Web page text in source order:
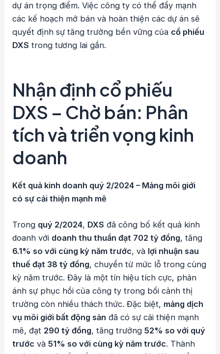
dự án trọng điểm. Việc công ty có thể đẩy mạnh
các kế hoạch mở bán và hoàn thiện các dự án sẽ
quyết định sự tăng trưởng bền vững của cổ phiếu
DXS trong tương lai gần.
Nhận định cổ phiếu
DXS – Chờ bán: Phân
tích và triển vọng kinh
doanh
Kết quả kinh doanh quý 2/2024 – Mảng môi giới
có sự cải thiện mạnh mẽ
Trong quý 2/2024, DXS đã công bố kết quả kinh
doanh với doanh thu thuần đạt 702 tỷ đồng, tăng
6.1% so với cùng kỳ năm trước, và lợi nhuận sau
thuế đạt 38 tỷ đồng, chuyển từ mức lỗ trong cùng
kỳ năm trước. Đây là một tín hiệu tích cực, phản
ánh sự phục hồi của công ty trong bối cảnh thị
trường còn nhiều thách thức. Đặc biệt, mảng dịch
vụ môi giới bất động sản đã có sự cải thiện mạnh
mẽ, đạt 290 tỷ đồng, tăng trưởng52% so với quý
trước và51% so với cùng kỳ năm trước. Thành